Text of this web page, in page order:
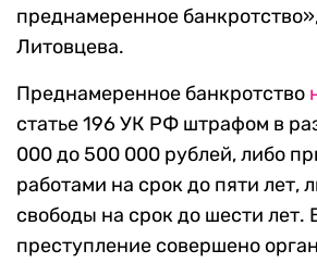
преднамеренное
Литовцева.
Преднамеренное банкротство
статье 196 УК РФ штрафом в
000 до 500 000 рублей, либо
работами на срок до пяти лет,
свободы на срок до шести лет.
преступление совершено